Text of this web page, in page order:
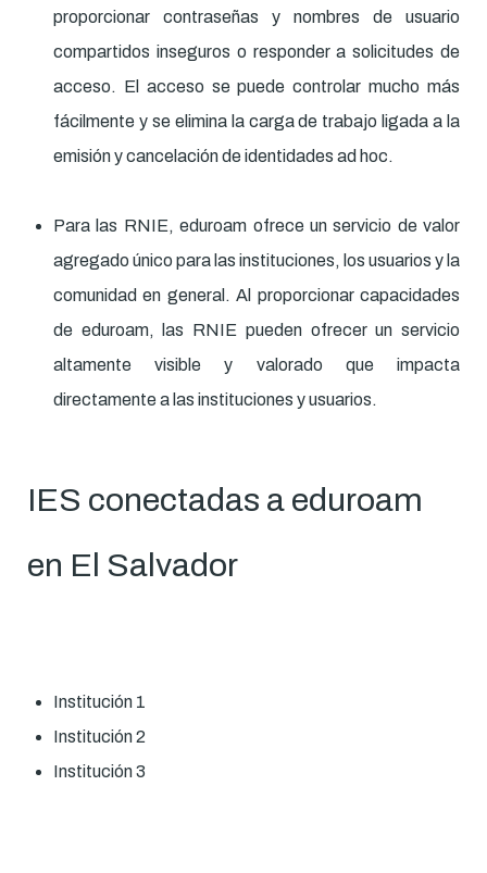
proporcionar contraseñas y nombres de usuario
compartidos inseguros o responder a solicitudes de
acceso. El acceso se puede controlar mucho más
fácilmente y se elimina la carga de trabajo ligada a la
emisión y cancelación de identidades ad hoc.
Para las RNIE, eduroam ofrece un servicio de valor
agregado único para las instituciones, los usuarios y la
comunidad en general. Al proporcionar capacidades
de eduroam, las RNIE pueden ofrecer un servicio
altamente visible y valorado que impacta
directamente a las instituciones y usuarios.
IES conectadas a eduroam
en El Salvador
Institución 1
Institución 2
Institución 3